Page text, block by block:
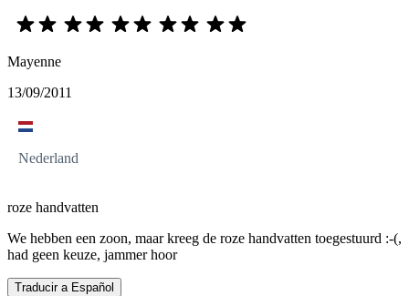
Mayenne
13/09/2011
Nederland
roze handvatten
We hebben een zoon, maar kreeg de roze handvatten toegestuurd :-(,
had geen keuze, jammer hoor
Traducir a Español